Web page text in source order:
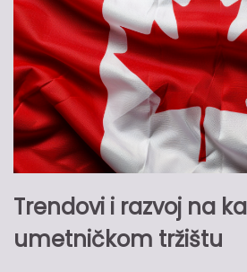
Trendovi i razvoj na
umetničkom tržištu